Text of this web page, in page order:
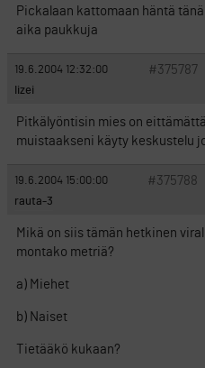
Pickalaan kattomaan häntä
aika paukkuja
19.6.2004 12:32:00 #375787
Iizei
Pitkälyöntisin mies on
muistaakseni käyty keskustelu
19.6.2004 15:00:00 #375788
rauta-3
Mikä on siis tämän hetkinen
montako metriä?
a) Miehet
b) Naiset
Tietääkö kukaan?